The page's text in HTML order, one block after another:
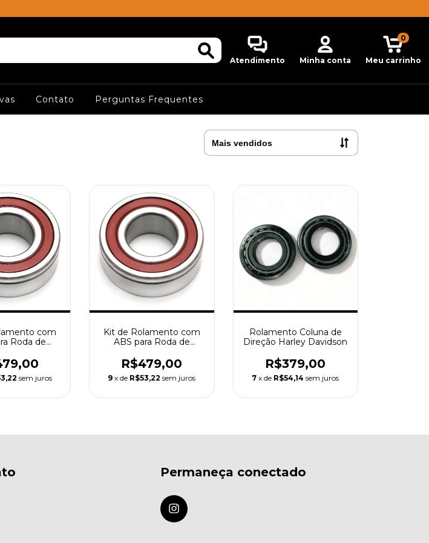
Atendimento Minha conta Meu carrinho
0
Contato Perguntas Frequentes
com
Roda de
sem juros
Kit de Rolamento com
ABS para Roda de
R$479,00
9 x de R$53,22 sem juros
Rolamento Coluna de
Direção Harley Davidson
R$379,00
7 x de R$54,14 sem juros
Permaneça conectado